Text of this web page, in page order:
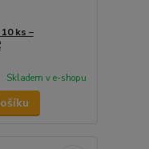
ks –
Skladem v e-shopu